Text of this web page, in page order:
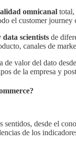
omnicanal total,
el customer
data scientists de
canales de
de valor del dato
de la empresa y
sentidos, desde el
de los